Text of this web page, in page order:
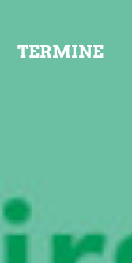
TERMINE